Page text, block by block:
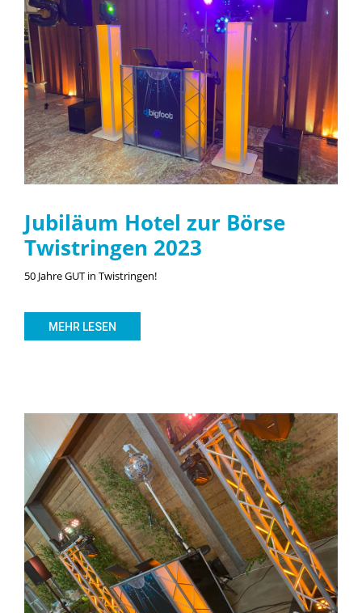
Jubiläum Hotel zur Börse
Twistringen 2023
50 Jahre GUT in Twistringen!
MEHR LESEN